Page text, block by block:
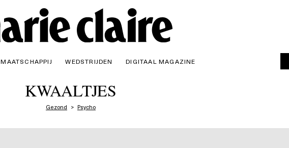
MAATSCHAPPIJ WEDSTRIJDEN DIGITAAL MAGAZINE
KWAALTJES
Gezond Psycho